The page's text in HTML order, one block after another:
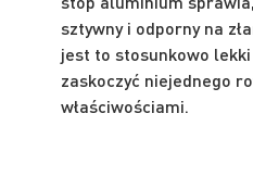
sztywny i odporny na
jest to stosunkowo
zaskoczyć niejednego
właściwościami.